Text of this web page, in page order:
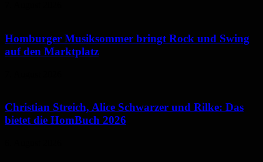
Homburger Musiksommer bringt Rock und Swing
auf den Marktplatz
Christian Streich, Alice Schwarzer und Rilke: Das
bietet die HomBuch 2026